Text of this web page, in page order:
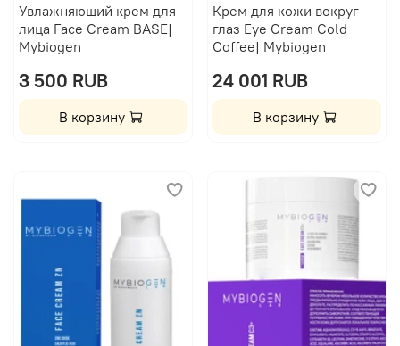
Увлажняющий крем для
лица Face Cream BASE|
Mybiogen
3 500 RUB
В корзину
Крем для кожи вокруг
глаз Eye Cream Cold
Coffee| Mybiogen
24 001 RUB
В корзину